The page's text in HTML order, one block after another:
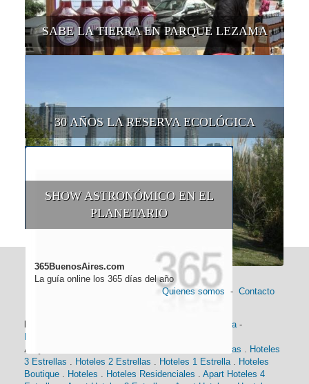
SABE LA TIERRA EN PARQUE LEZAMA
30 AÑOS LA RESERVA ECOLÓGICA
SHOW ASTRONÓMICO EN EL
PLANETARIO
365BuenosAires.com
La guía online los 365 días del año
Quienes somos - Contacto
Historia -
Alojamiento:
Hoteles 4 Estrellas
Hoteles
3 Estrellas
Hoteles 2 Estrellas Hoteles 1 Estrella
Hoteles
Boutique
Hoteles Hoteles Residenciales
Apart Hoteles 4